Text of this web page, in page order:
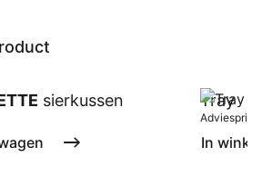
sierkussen Tray
Adviesprijs
In